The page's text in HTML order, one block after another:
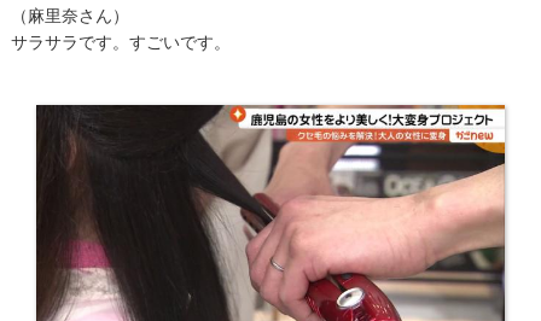
（麻里奈さん）
サラサラです。すごいです。